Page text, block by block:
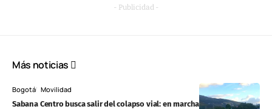
- Publicidad -
Más noticias
Bogotá Movilidad
Sabana Centro busca salir del colapso vial: en marcha plan de